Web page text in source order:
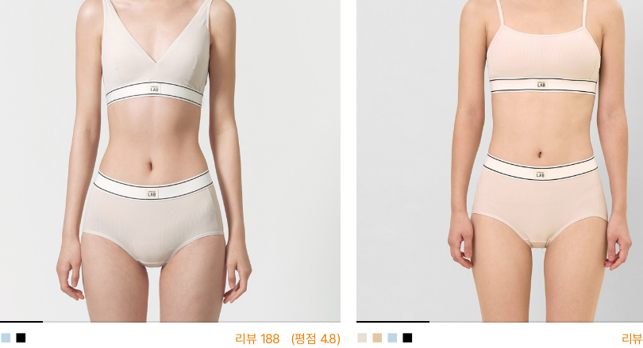
■ ■ 리뷰 188 (평점 4.8) ■ ■ ■ ■ 리뷰